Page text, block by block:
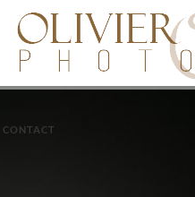
CONTACT